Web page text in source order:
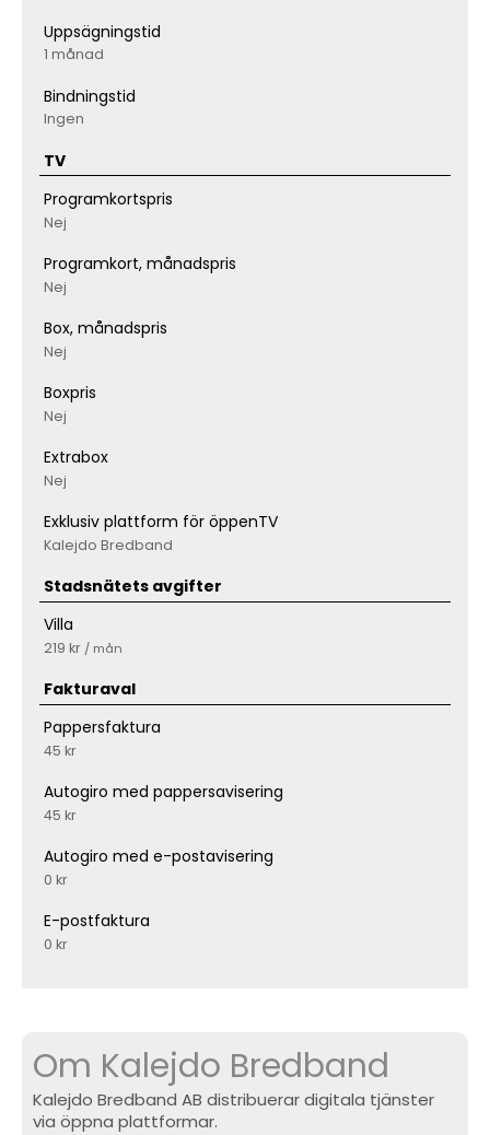
Uppsägningstid
1 månad
Bindningstid
Ingen
TV
Programkortspris
Nej
Programkort, månadspris
Nej
Box, månadspris
Nej
Boxpris
Nej
Extrabox
Nej
Exklusiv plattform för öppenTV
Kalejdo Bredband
Stadsnätets avgifter
Villa
219 kr/ mån
Fakturaval
Pappersfaktura
45 kr
Autogiro med pappersavisering
45 kr
Autogiro med e-postavisering
0 kr
E-postfaktura
0 kr
Om Kalejdo Bredband
Kalejdo Bredband AB distribuerar digitala tjänster
via öppna plattformar.